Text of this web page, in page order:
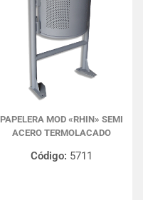
PAPELERA MOD «RHIN» SEMI
ACERO TERMOLACADO
Código: 5711